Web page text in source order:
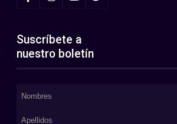
Suscríbete a
nuestro boletín